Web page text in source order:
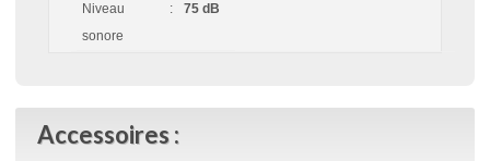
Niveau
sonore
: 75 dB
Accessoires :